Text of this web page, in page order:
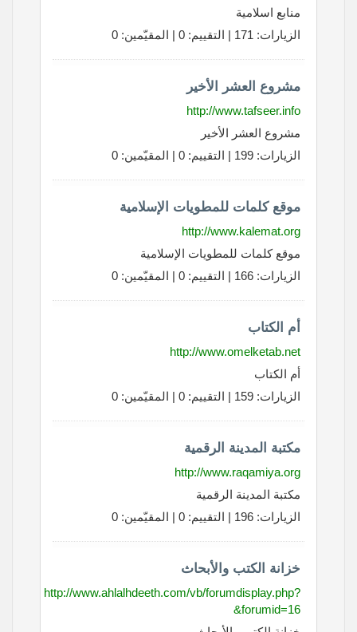
منابع اسلامية
الزيارات: 171 | التقييم: 0 | المقيّمين: 0
مشروع العشر الأخير
http://www.tafseer.info
مشروع العشر الأخير
الزيارات: 199 | التقييم: 0 | المقيّمين: 0
موقع كلمات للمطويات الإسلامية
http://www.kalemat.org
موقع كلمات للمطويات الإسلامية
الزيارات: 166 | التقييم: 0 | المقيّمين: 0
أم الكتاب
http://www.omelketab.net
أم الكتاب
الزيارات: 159 | التقييم: 0 | المقيّمين: 0
مكتبة المدينة الرقمية
http://www.raqamiya.org
مكتبة المدينة الرقمية
الزيارات: 196 | التقييم: 0 | المقيّمين: 0
خزانة الكتب والأبحاث
http://www.ahlalhdeeth.com/vb/forumdisplay.php?
&forumid=16